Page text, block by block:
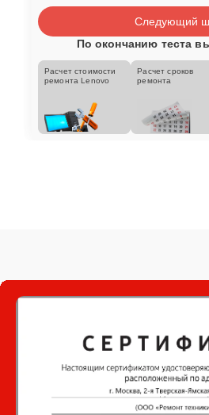
Следующий
По окончанию теста
Расчет стоимости
ремонта Lenovo
Расчет сроков
ремонта